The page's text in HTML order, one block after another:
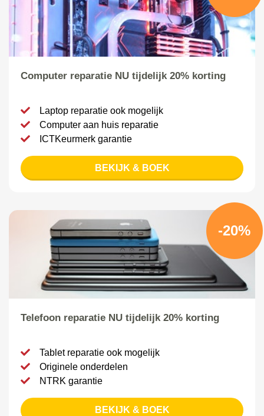
Computer reparatie NU tijdelijk 20% korting
Laptop reparatie ook mogelijk
Computer aan huis reparatie
ICTKeurmerk garantie
BEKIJK & BOEK
-20%
Telefoon reparatie NU tijdelijk 20% korting
Tablet reparatie ook mogelijk
Originele onderdelen
NTRK garantie
BEKIJK & BOEK